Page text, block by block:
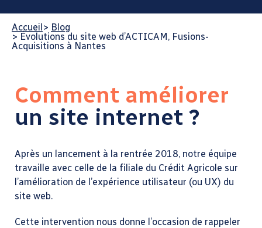
Accueil> Blog
> Évolutions du site web d’ACTICAM, Fusions-
Acquisitions à Nantes
Comment améliorer
un site internet ?
Après un lancement à la rentrée 2018, notre équipe
travaille avec celle de la filiale du Crédit Agricole sur
l’amélioration de l’expérience utilisateur (ou UX) du
site web.
Cette intervention nous donne l’occasion de rappeler